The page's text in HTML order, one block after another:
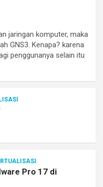
jaringan komputer, maka
GNS3. Kenapa? karena
penggunanya selain itu
Pro 17 di